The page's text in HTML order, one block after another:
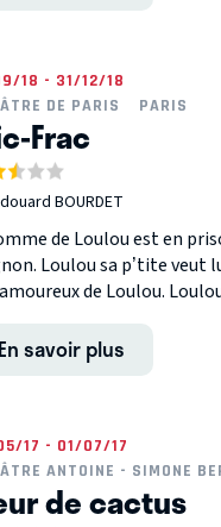
18 - 31/12/18
DE PARIS
PARIS
Frac
BOURDET
de Loulou est en
Loulou sa p’tite veut
de Loulou.
En savoir plus
17 - 01/07/17
ANTOINE - SIMONE
de cactus